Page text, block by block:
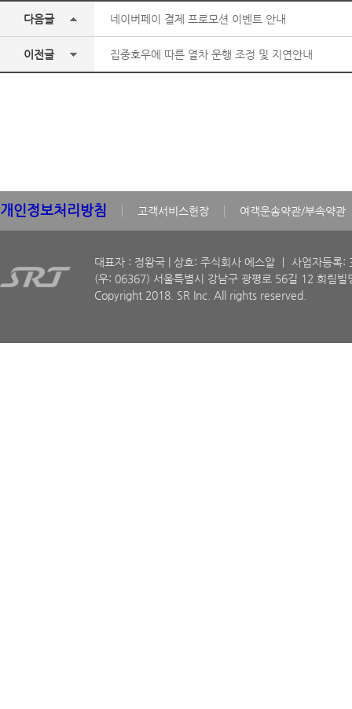
다음글 네이버페이 결제 프로모션 이벤트 안내
이전글 집중호우에 따른 열차 운행 조정 및 지연안내
개인정보처리방침 고객서비스헌장 여객운송약관/부속약관
대표자 : 정왕국 | 상호: 주식회사 에스알 ㅣ 사업자등
(우: 06367) 서울특별시 강남구 광평로 56길 12 희림빌
Copyright 2018. SR Inc. All rights reserved.